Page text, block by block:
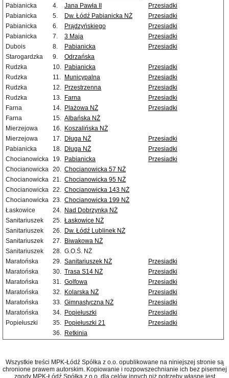
Pabianicka
4. Jana Pawła II
Przesiadki
Pabianicka
5. Dw. Łódź Pabianicka NŻ
Przesiadki
Pabianicka
6. Prądzyńskiego
Przesiadki
Pabianicka
7. 3 Maja
Przesiadki
Dubois
8. Pabianicka
Przesiadki
Starogardzka
9.
Odrzańska
Rudzka
10. Pabianicka
Przesiadki
Rudzka
11. Municypalna
Przesiadki
Rudzka
12. Przestrzenna
Przesiadki
Rudzka
13. Farna
Przesiadki
Farna
14. Plażowa NŻ
Przesiadki
Farna
15. Albańska NŻ
Mierzejowa
16. Koszalińska NŻ
Mierzejowa
17. Długa NŻ
Przesiadki
Pabianicka
18. Długa NŻ
Przesiadki
Chocianowicka
19. Pabianicka
Przesiadki
Chocianowicka 20. Chocianowicka 57 NŻ
Chocianowicka 21. Chocianowicka 95 NŻ
Chocianowicka 22. Chocianowicka 143 NŻ
Chocianowicka 23. Chocianowicka 199 NŻ
Łaskowice
24. Nad Dobrzynką NŻ
Sanitariuszek
25. Łaskowice NŻ
Sanitariuszek
26. Dw. Łódź Lublinek NŻ
Sanitariuszek
27. Biwakowa NŻ
Sanitariuszek
28. G.O.Ś. NŻ
Maratońska
29. Sanitariuszek NŻ
Przesiadki
Maratońska
30. Trasa S14 NŻ
Przesiadki
Maratońska
31. Golfowa
Przesiadki
Maratońska
32. Kolarska NŻ
Przesiadki
Maratońska
33. Gimnastyczna NŻ
Przesiadki
Maratońska
34. Popiełuszki
Przesiadki
Popiełuszki
35. Popiełuszki 21
Przesiadki
36. Retkinia
Wszystkie treści MPK-Łódź Spółka z o.o. opublikowane na niniejszej stronie są
chronione prawem autorskim. Kopiowanie i rozpowszechnianie ich bez pisemnej
zgody MPK-Łódź Spółka z o.o. dla celów innych niż potrzeby własne jest